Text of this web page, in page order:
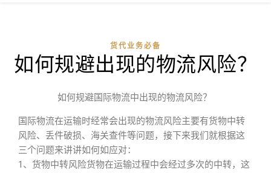
货代业务必备
如何规避出现的物流风险？
如何规避国际物流中出现的物流风险？
国际物流在运输时经常会出现的物流风险主要有货物中转
风险、丢件破损、海关查件等问题，接下来我们就根据这
三个问题来讲讲如何如应对：
1、货物中转风险货物在运输过程中会经过多次的中转，这